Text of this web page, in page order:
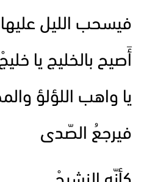
فيسحب الليل
أَصيح بالخليج يا
يا واهب اللؤلؤ
فيرجعُ الصّدى